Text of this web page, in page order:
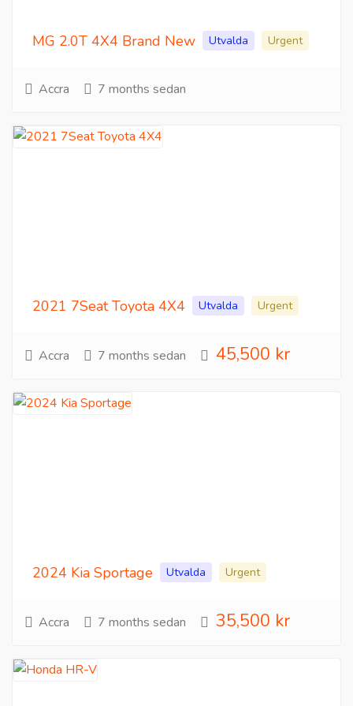
MG 2.0T 4X4 Brand New Utvalda Urgent
Accra 7 months sedan
2021 7Seat Toyota 4X4 Utvalda Urgent
Accra 7 months sedan 45,500 kr
2024 Kia Sportage Utvalda Urgent
Accra 7 months sedan 35,500 kr